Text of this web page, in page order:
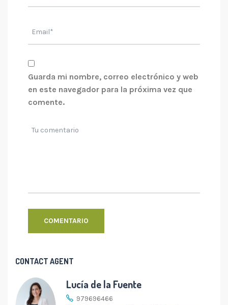
Guarda mi nombre, correo electrónico y web
en este navegador para la próxima vez que
comente.
CONTACT AGENT
Lucía de la Fuente
979696466